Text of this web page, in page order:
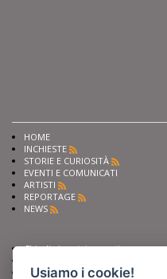
HOME
INCHIESTE
STORIE E CURIOSITÀ
EVENTI E COMUNICATI
ARTISTI
REPORTAGE
NEWS
Chiedi ai nostri esperti
Fai pubblicità con noi
Usiamo i cookie!